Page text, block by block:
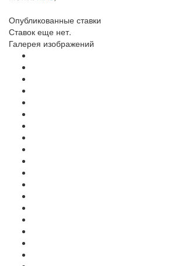
Опубликованные ставки
Ставок еще нет.
Галерея изображений